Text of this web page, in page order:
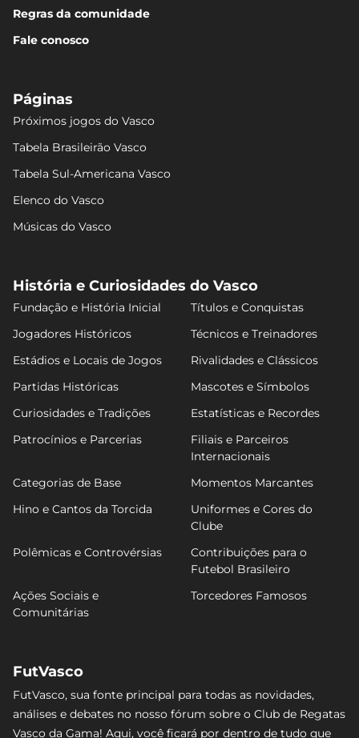
Regras da comunidade
Fale conosco
Páginas
Próximos jogos do Vasco
Tabela Brasileirão Vasco
Tabela Sul-Americana Vasco
Elenco do Vasco
Músicas do Vasco
História e Curiosidades do Vasco
Fundação e História Inicial
Títulos e Conquistas
Jogadores Históricos
Técnicos e Treinadores
Estádios e Locais de Jogos
Rivalidades e Clássicos
Partidas Históricas
Mascotes e Símbolos
Curiosidades e Tradições
Estatísticas e Recordes
Patrocínios e Parcerias
Filiais e Parceiros
Internacionais
Categorias de Base
Momentos Marcantes
Hino e Cantos da Torcida
Uniformes e Cores do
Clube
Polêmicas e Controvérsias
Contribuições para o
Futebol Brasileiro
Ações Sociais e
Comunitárias
Torcedores Famosos
FutVasco
FutVasco, sua fonte principal para todas as novidades,
análises e debates no nosso fórum sobre o Club de Regatas
Vasco da Gama! Aqui, você ficará por dentro de tudo que